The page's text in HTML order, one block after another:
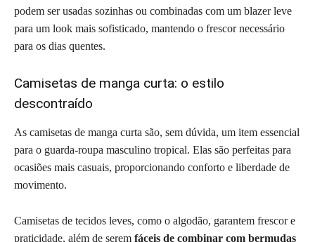
podem ser usadas sozinhas ou combinadas com um blazer leve
para um look mais sofisticado, mantendo o frescor necessário
para os dias quentes.
Camisetas de manga curta: o estilo
descontraído
As camisetas de manga curta são, sem dúvida, um item essencial
para o guarda-roupa masculino tropical. Elas são perfeitas para
ocasiões mais casuais, proporcionando conforto e liberdade de
movimento.
Camisetas de tecidos leves, como o algodão, garantem frescor e
praticidade, além de serem fáceis de combinar com bermudas